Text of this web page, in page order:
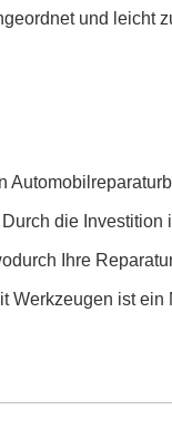
und leicht
die
Ihre
ist